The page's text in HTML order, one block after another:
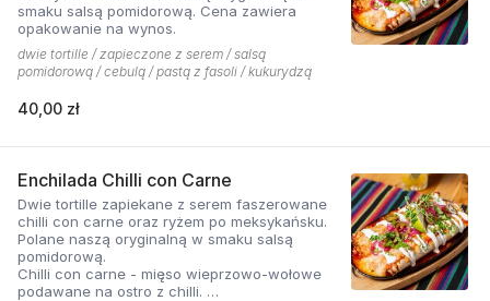
smaku salsą pomidorową. Cena zawiera
opakowanie na wynos.
dwie tortille / zapieczone z serem / salsą
pomidorową / cebulą / pastą z fasoli / kukurydzą
40,00 zł
Enchilada Chilli con Carne
Dwie tortille zapiekane z serem faszerowane
chilli con carne oraz ryżem po meksykańsku.
Polane naszą oryginalną w smaku salsą
pomidorową.
Chilli con carne - mięso wieprzowo-wołowe
podawane na ostro z chilli.